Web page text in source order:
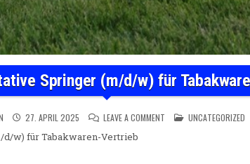
Springer (m/d/w) für
27. APRIL 2025 LEAVE A COMMENTON SALESPOSTED IN
UNCATEGORIZED
d/w) für Tabakwaren-Vertrieb